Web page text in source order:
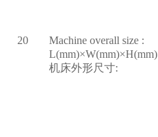
20
Machine overall size :
L(mm)×W(mm)×H(mm)
机床外形尺寸: